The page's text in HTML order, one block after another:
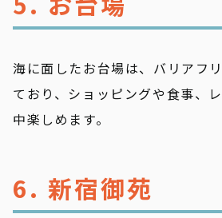
海に面したお台場は、バリアフ
ており、ショッピングや食事、
中楽しめます。
6. 新宿御苑